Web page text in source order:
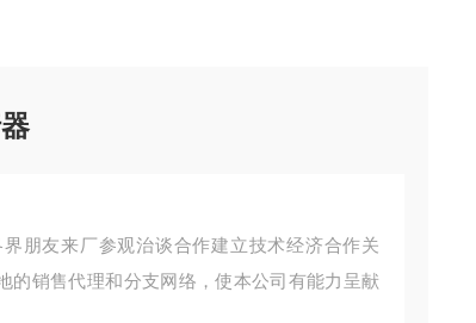
朋友来厂参观治谈合作建立技术经济合作关
的销售代理和分支网络，使本公司有能力呈献